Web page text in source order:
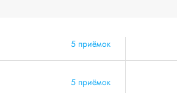
5 приёмок
5 приёмок